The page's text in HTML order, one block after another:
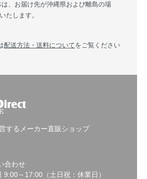
、お届け先が沖縄県および離島の場
たします。
配送方法・送料についてをご覧ください
するメーカー直販ショップ
合わせ
～17:00（土日祝：休業日）